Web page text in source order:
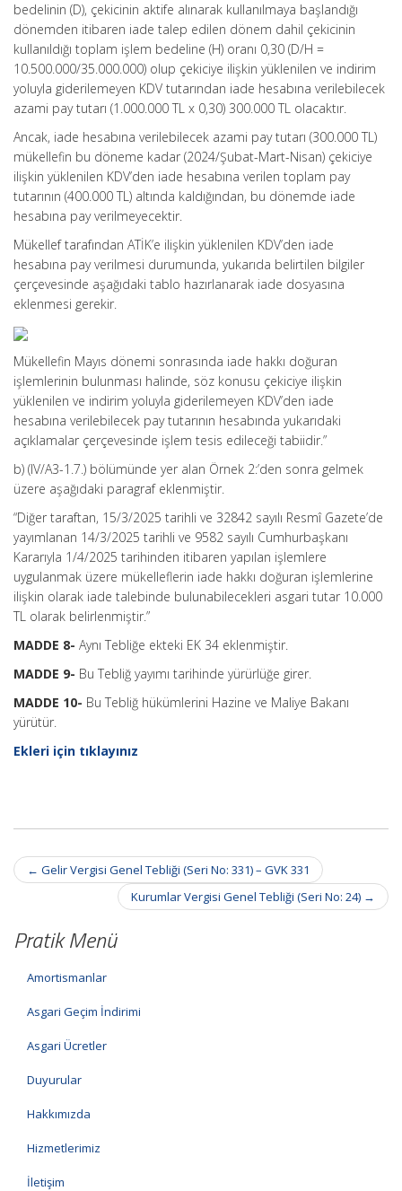
bedelinin (D), çekicinin aktife alınarak kullanılmaya başlandığı
dönemden itibaren iade talep edilen dönem dahil çekicinin
kullanıldığı toplam işlem bedeline (H) oranı 0,30 (D/H =
10.500.000/35.000.000) olup çekiciye ilişkin yüklenilen ve indirim
yoluyla giderilemeyen KDV tutarından iade hesabına verilebilecek
azami pay tutarı (1.000.000 TL x 0,30) 300.000 TL olacaktır.
Ancak, iade hesabına verilebilecek azami pay tutarı (300.000 TL)
mükellefin bu döneme kadar (2024/Şubat-Mart-Nisan) çekiciye
ilişkin yüklenilen KDV’den iade hesabına verilen toplam pay
tutarının (400.000 TL) altında kaldığından, bu dönemde iade
hesabına pay verilmeyecektir.
Mükellef tarafından ATİK’e ilişkin yüklenilen KDV’den iade
hesabına pay verilmesi durumunda, yukarıda belirtilen bilgiler
çerçevesinde aşağıdaki tablo hazırlanarak iade dosyasına
eklenmesi gerekir.
Mükellefin Mayıs dönemi sonrasında iade hakkı doğuran
işlemlerinin bulunması halinde, söz konusu çekiciye ilişkin
yüklenilen ve indirim yoluyla giderilemeyen KDV’den iade
hesabına verilebilecek pay tutarının hesabında yukarıdaki
açıklamalar çerçevesinde işlem tesis edileceği tabiidir.”
b) (IV/A3-1.7.) bölümünde yer alan Örnek 2:’den sonra gelmek
üzere aşağıdaki paragraf eklenmiştir.
“Diğer taraftan, 15/3/2025 tarihli ve 32842 sayılı Resmî Gazete’de
yayımlanan 14/3/2025 tarihli ve 9582 sayılı Cumhurbaşkanı
Kararıyla 1/4/2025 tarihinden itibaren yapılan işlemlere
uygulanmak üzere mükelleflerin iade hakkı doğuran işlemlerine
ilişkin olarak iade talebinde bulunabilecekleri asgari tutar 10.000
TL olarak belirlenmiştir.”
MADDE 8- Aynı Tebliğe ekteki EK 34 eklenmiştir.
MADDE 9- Bu Tebliğ yayımı tarihinde yürürlüğe girer.
MADDE 10- Bu Tebliğ hükümlerini Hazine ve Maliye Bakanı
yürütür.
Ekleri için tıklayınız
Post
navigation
← Gelir Vergisi Genel Tebliği (Seri No: 331) – GVK 331
Kurumlar Vergisi Genel Tebliği (Seri No: 24) →
Pratik Menü
Amortismanlar
Asgari Geçim İndirimi
Asgari Ücretler
Duyurular
Hakkımızda
Hizmetlerimiz
İletişim